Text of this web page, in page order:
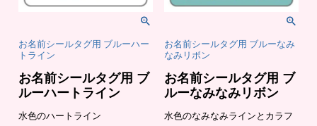
お名前シールタグ用 ブルーハー
トライン
お名前シールタグ用 ブ
ルーハートライン
水色のハートライン
お名前シールタグ用 ブルーなみ
なみリボン
お名前シールタグ用 ブ
ルーなみなみリボン
水色のなみなみラインとカラフ